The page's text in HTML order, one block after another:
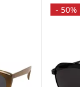
- 50%